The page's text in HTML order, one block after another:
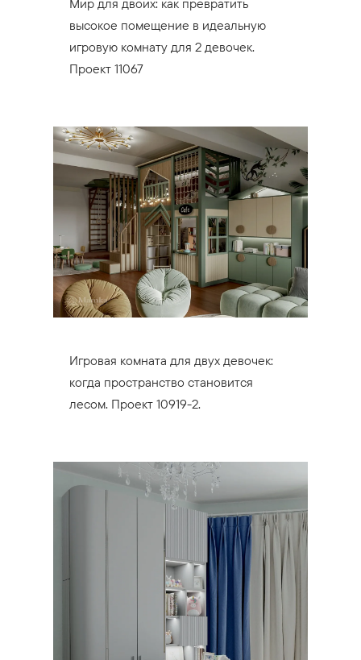
Мир для двоих: как превратить
высокое помещение в идеальную
игровую комнату для 2 девочек.
Проект 11067
Игровая комната для двух девочек:
когда пространство становится
лесом. Проект 10919-2.